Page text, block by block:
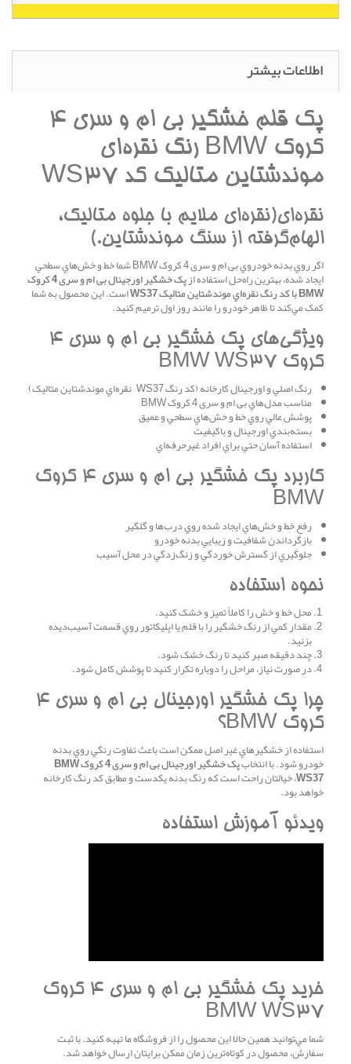
اطلاعات بیشتر
پک قلم خشگير بی ام و سری 4
کروک BMW رنگ نقره‌اي
موندشتاين متاليک کد WS37
نقره‌اي(نقره‌اي ملايم با جلوه متاليک،
الهام‌گرفته از سنگ موندشتاين.)
اگر روي بدنه خودروي بی ام و سری 4 کروک BMW شما خط و خش‌هاي سطحي
ايجاد شده، بهترين راه‌حل استفاده از پک خشگير اورجينال بی ام و سری 4 کروک
BMW با کد رنگ نقره‌اي موندشتاين متاليک WS37 است. اين محصول به شما
کمک مي‌کند تا ظاهر خودرو را مانند روز اول ترميم کنيد.
ويژگي‌هاي پک خشگير بی ام و سری 4
کروک BMW WS37
رنگ اصلي و اورجينال کارخانه (کد رنگ WS37 – نقره‌اي موندشتاين متاليک)
مناسب مدل‌هاي بی ام و سری 4 کروک BMW
پوشش عالي روي خط و خش‌هاي سطحي و عميق
بسته‌بندي اورجينال و باکيفيت
استفاده آسان حتي براي افراد غيرحرفه‌اي
کاربرد پک خشگير بی ام و سری 4 کروک
BMW
رفع خط و خش‌هاي ايجاد شده روي درب‌ها و گلگير
بازگرداندن شفافيت و زيبايي بدنه خودرو
جلوگيري از گسترش خوردگي و زنگ‌زدگي در محل آسيب
نحوه استفاده
محل خط و خش را کاملاً تميز و خشک کنيد.
مقدار کمي از رنگ خشگير را با قلم يا اپليکاتور روي قسمت آسيب‌ديده
بزنيد.
چند دقيقه صبر کنيد تا رنگ خشک شود.
در صورت نياز، مراحل را دوباره تکرار کنيد تا پوشش کامل شود.
چرا پک خشگير اورجينال بی ام و سری 4
کروک BMW؟
استفاده از خشگيرهاي غير اصل ممکن است باعث تفاوت رنگي روي بدنه
خودرو شود. با انتخاب پک خشگير اورجينال بی ام و سری 4 کروک BMW
WS37، خيالتان راحت است که رنگ بدنه يکدست و مطابق کد رنگ کارخانه
خواهد بود.
ويدئو آموزش استفاده
خريد پک خشگير بی ام و سری 4 کروک
BMW WS37
شما مي‌توانيد همين حالا اين محصول را از فروشگاه ما تهيه کنيد. با ثبت
سفارش، محصول در کوتاه‌ترين زمان ممکن برايتان ارسال خواهد شد.